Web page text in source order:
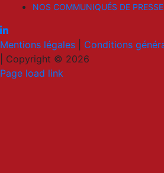
NOS COMMUNIQUÉS DE PRESSE
Mentions légales Conditions
Copyright © 2026
LinkedIn
Email
Page load link